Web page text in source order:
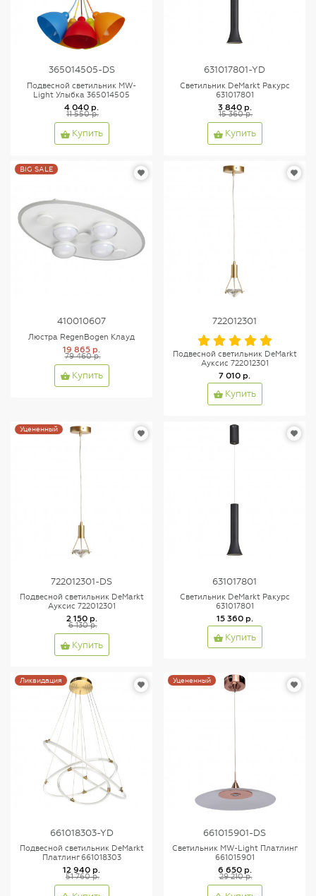
365014505-DS
Подвесной светильник MW-
Light Улыбка 365014505
4 040 р.
11 550 р.
Купить
631017801-YD
Светильник DeMarkt Ракурс
631017801
3 840 р.
15 360 р.
Купить
BIG SALE
410010607
Люстра RegenBogen Клауд
19 865 р.
79 460 р.
Купить
722012301
Подвесной светильник DeMarkt
Ауксис 722012301
7 010 р.
Купить
Уцененный
722012301-DS
Подвесной светильник DeMarkt
Ауксис 722012301
2 150 р.
6 130 р.
Купить
631017801
Светильник DeMarkt Ракурс
631017801
15 360 р.
Купить
Ликвидация
661018303-YD
Подвесной светильник DeMarkt
Платлинг 661018303
12 940 р.
51 760 р.
Уцененный
661015901-DS
Светильник MW-Light Платлинг
661015901
6 650 р.
29 210 р.